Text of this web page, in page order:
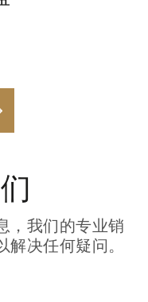
，我们的专业销
决任何疑问。